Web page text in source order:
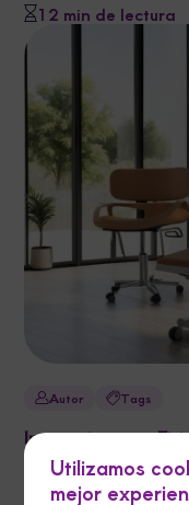
12 min de lectura
Autor Tags
Innovaciones en
3 min de lectura
Utilizamos
mejor